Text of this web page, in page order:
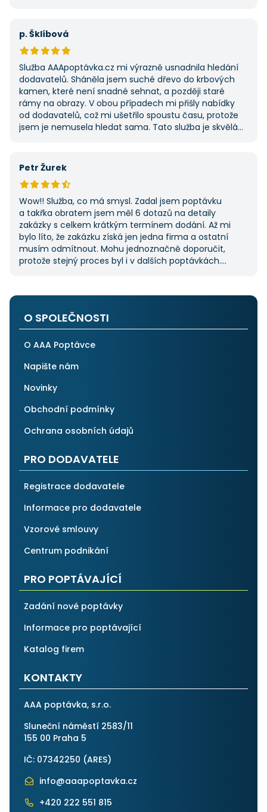
potřebovat další řemeslné práce.
p. Šklíbová
Služba AAApoptávka.cz mi výrazně usnadnila hledání
dodavatelů. Sháněla jsem suché dřevo do krbových
kamen, které není snadné sehnat, a později staré
rámy na obrazy. V obou případech mi přišly nabídky
od dodavatelů, což mi ušetřilo spoustu času, protože
jsem je nemusela hledat sama. Tato služba je skvělá
Petr Žurek
Wow!! Služba, co má smysl. Zadal jsem poptávku
a takřka obratem jsem měl 6 dotazů na detaily
zakázky s celkem krátkým termínem dodání. Až mi
bylo líto, že zakázku získá jen jedna firma a ostatní
musím odmítnout. Mohu jednoznačně doporučit,
protože stejný proces byl i v dalších poptávkách.
O SPOLEČNOSTI
O AAA Poptávce
Napište nám
Novinky
Obchodní podmínky
Ochrana osobních údajů
PRO DODAVATELE
Registrace dodavatele
Informace pro dodavatele
Vzorové smlouvy
Centrum podnikání
PRO POPTÁVAJÍCÍ
Zadání nové poptávky
Informace pro poptávající
Katalog firem
KONTAKTY
AAA poptávka, s.r.o.
Sluneční náměstí 2583/11
155 00 Praha 5
IČ: 07342250 (ARES)
info@aaapoptavka.cz
+420 222 551 815